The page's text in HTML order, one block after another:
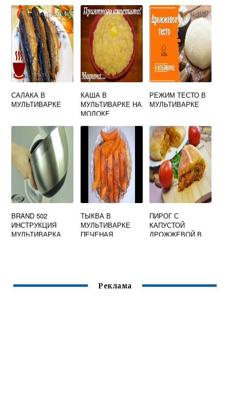
САЛАКА В
МУЛЬТИВАРКЕ
КАША В
МУЛЬТИВАРКЕ НА
МОЛОКЕ
ТЫКВОЙ
РЕЖИМ ТЕСТО В
МУЛЬТИВАРКЕ
BRAND 502
ИНСТРУКЦИЯ
МУЛЬТИВАРКА
ТЫКВА В
МУЛЬТИВАРКЕ
ПЕЧЕНАЯ
ПИРОГ С
КАПУСТОЙ
ДРОЖЖЕВОЙ В
Реклама